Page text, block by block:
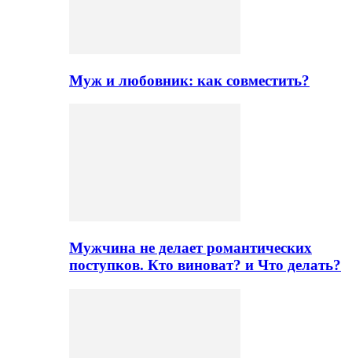
Муж и любовник: как совместить?
Мужчина не делает романтических
поступков. Кто виноват? и Что делать?